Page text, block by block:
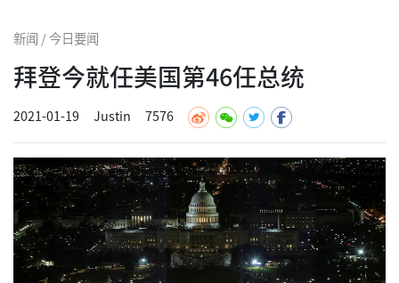
新闻 / 今日要闻
拜登今就任美国第46任总统
2021-01-19 Justin 7576